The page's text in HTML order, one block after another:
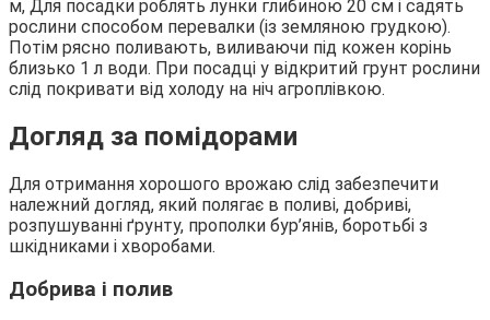
м, Для посадки роблять лунки глибиною 20 см і садять
рослини способом перевалки (із земляною грудкою).
Потім рясно поливають, виливаючи під кожен корінь
близько 1 л води. При посадці у відкритий грунт рослини
слід покривати від холоду на ніч агроплівкою.
Догляд за помідорами
Для отримання хорошого врожаю слід забезпечити
належний догляд, який полягає в поливі, добриві,
розпушуванні ґрунту, прополки бур’янів, боротьбі з
шкідниками і хворобами.
Добрива і полив